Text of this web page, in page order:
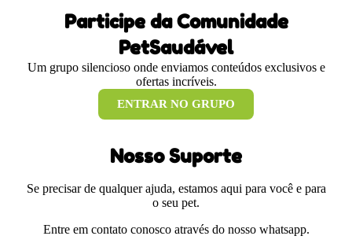
Participe da Comunidade
PetSaudável
Um grupo silencioso onde enviamos conteúdos exclusivos e
ofertas incríveis.
ENTRAR NO GRUPO
Nosso Suporte
Se precisar de qualquer ajuda, estamos aqui para você e para
o seu pet.
Entre em contato conosco através do nosso whatsapp.